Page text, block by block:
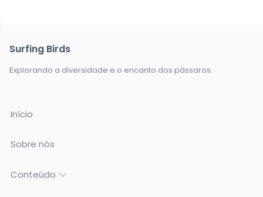
Surfing Birds
Explorando a diversidade e o encanto dos pássaros.
Início
Sobre nós
Conteúdo